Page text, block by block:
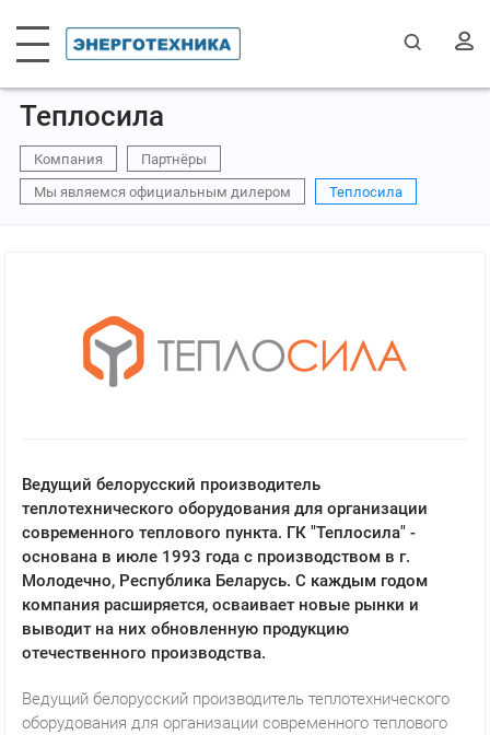
Теплосила
Компания
Партнёры
Мы являемся официальным дилером
Теплосила
Ведущий белорусский производитель
теплотехнического оборудования для организации
современного теплового пункта. ГК "Теплосила" -
основана в июле 1993 года с производством в г.
Молодечно, Республика Беларусь. С каждым годом
компания расширяется, осваивает новые рынки и
выводит на них обновленную продукцию
отечественного производства.
Ведущий белорусский производитель теплотехнического
оборудования для организации современного теплового